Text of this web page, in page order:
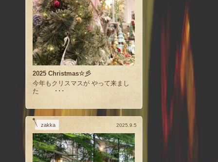
2025 Christmas☆彡
今年もクリスマスが やって来まし
た ･･･
zakka 2025.9.5